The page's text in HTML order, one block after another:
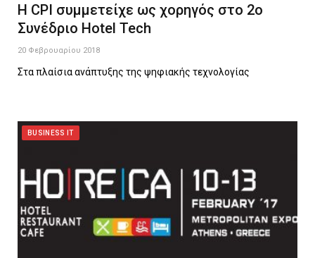
Η CPI συμμετείχε ως χορηγός στο 2ο
Συνέδριο Hotel Tech
20 Φεβρουαρίου 2018
Στα πλαίσια ανάπτυξης της ψηφιακής τεχνολογίας
BUSINESS IT